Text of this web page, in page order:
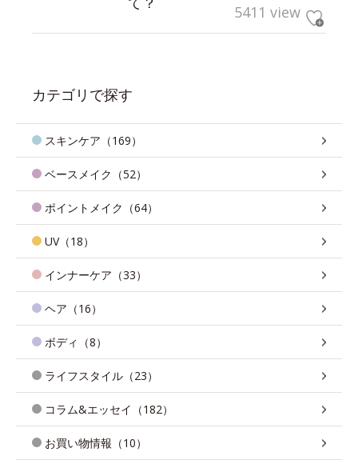
5411 view
カテゴリで探す
スキンケア（169）
ベースメイク（52）
ポイントメイク（64）
UV（18）
インナーケア（33）
ヘア（16）
ボディ（8）
ライフスタイル（23）
コラム&エッセイ（182）
お買い物情報（10）